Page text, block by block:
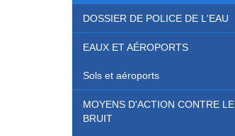
DOSSIER DE POLICE DE L'EAU
EAUX ET AÉROPORTS
Sols et aéroports
MOYENS D'ACTION CONTRE LE
BRUIT